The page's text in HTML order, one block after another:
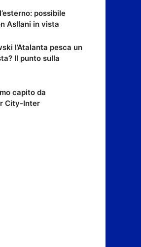
possibile
Asllani in vista
l’Atalanta pesca un
Il punto sulla
capito da
City-Inter